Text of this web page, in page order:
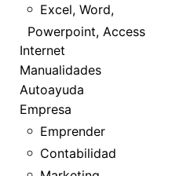
Excel, Word,
Powerpoint, Access
Internet
Manualidades
Autoayuda
Empresa
Emprender
Contabilidad